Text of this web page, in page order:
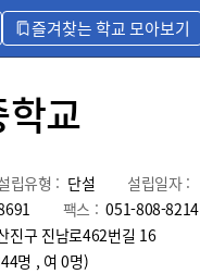
즐겨찾는 학교 모아보기
교
립유형 : 단설 설립일자 :
팩스 : 051-808-8214
진구 진남로462번길 16
명 , 여 0명)